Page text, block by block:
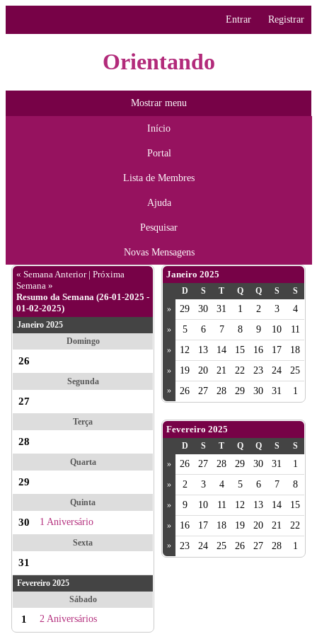
Entrar Registrar
Orientando
Mostrar menu
Início
Portal
Lista de Membres
Ajuda
Pesquisar
Novas Mensagens
« Semana Anterior | Próxima
Semana »
Resumo da Semana (26-01-2025 -
01-02-2025)
Janeiro 2025
Domingo
26
Segunda
27
Terça
28
Quarta
29
Quinta
30 1 Aniversário
Sexta
31
Fevereiro 2025
Sábado
1 2 Aniversários
Janeiro 2025
D S T Q Q S
S
»
29 30 31 1 2 3 4
» 5 6 7 8 9 10 11
» 12 13 14 15 16 17 18
» 19 20 21 22 23 24 25
» 26 27 28 29 30 31 1
Fevereiro 2025
D S T Q Q S
S
»
26 27 28 29 30 31 1
» 2 3 4 5 6 7 8
» 9 10 11 12 13 14 15
» 16 17 18 19 20 21 22
» 23 24 25 26 27 28 1